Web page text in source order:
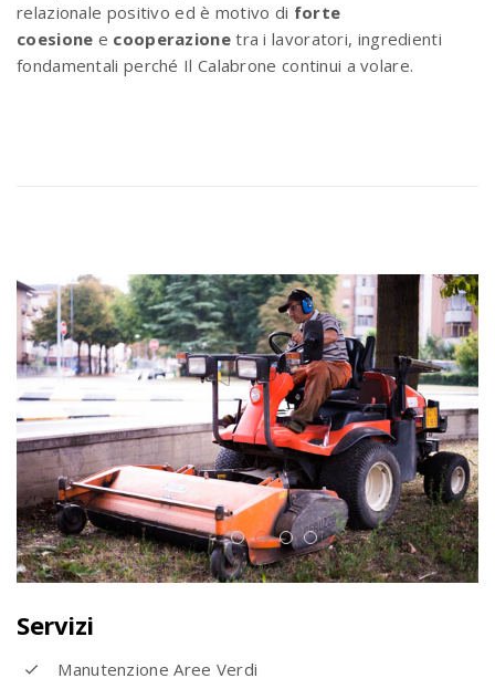
relazionale positivo ed è motivo di forte
coesione e cooperazionetra i lavoratori, ingredienti
fondamentali perché Il Calabrone continui a volare.
Servizi
Manutenzione Aree Verdi